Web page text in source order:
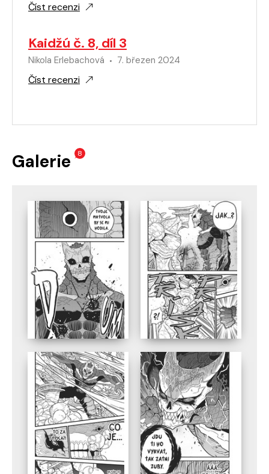
Číst recenzi
Kaidžú č. 8, díl 3
Nikola Erlebachová 7. březen 2024
Číst recenzi
Galerie 8